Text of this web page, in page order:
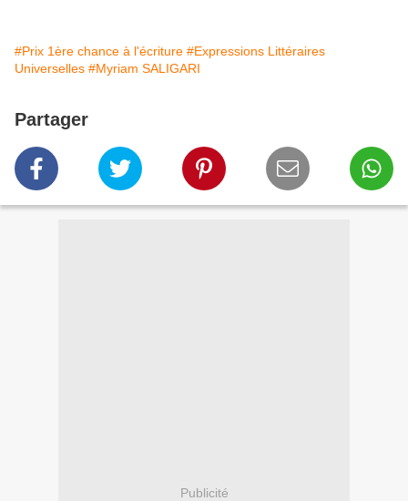
#Prix 1ère chance à l'écriture #Expressions Littéraires
Universelles #Myriam SALIGARI
Partager
Publicité